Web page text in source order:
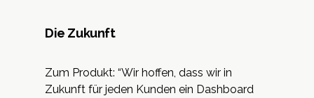
Die Zukunft
Zum Produkt: “Wir hoffen, dass wir in
Zukunft für jeden Kunden ein Dashboard